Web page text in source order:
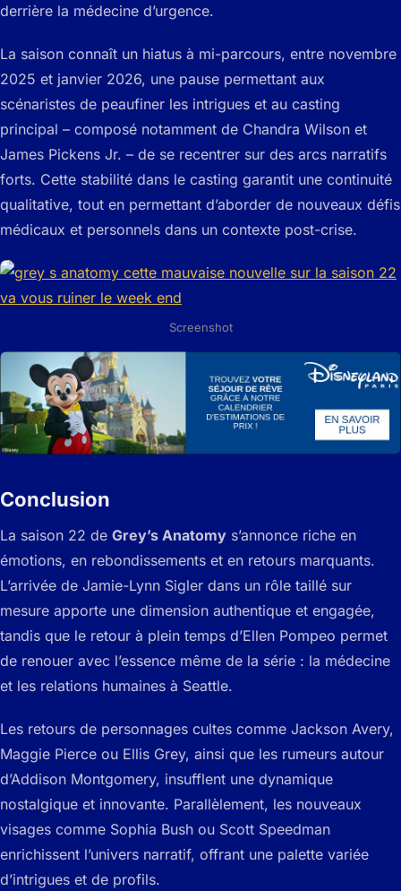
derrière la médecine d’urgence.
La saison connaît un hiatus à mi-parcours, entre novembre
2025 et janvier 2026, une pause permettant aux
scénaristes de peaufiner les intrigues et au casting
principal – composé notamment de Chandra Wilson et
James Pickens Jr. – de se recentrer sur des arcs narratifs
forts. Cette stabilité dans le casting garantit une continuité
qualitative, tout en permettant d’aborder de nouveaux défis
médicaux et personnels dans un contexte post-crise.
Screenshot
Conclusion
La saison 22 de Grey’s Anatomy s’annonce riche en
émotions, en rebondissements et en retours marquants.
L’arrivée de Jamie-Lynn Sigler dans un rôle taillé sur
mesure apporte une dimension authentique et engagée,
tandis que le retour à plein temps d’Ellen Pompeo permet
de renouer avec l’essence même de la série : la médecine
et les relations humaines à Seattle.
Les retours de personnages cultes comme Jackson Avery,
Maggie Pierce ou Ellis Grey, ainsi que les rumeurs autour
d’Addison Montgomery, insufflent une dynamique
nostalgique et innovante. Parallèlement, les nouveaux
visages comme Sophia Bush ou Scott Speedman
enrichissent l’univers narratif, offrant une palette variée
d’intrigues et de profils.